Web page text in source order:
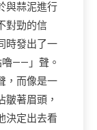
與蒜泥進行
對勁的信
時發出了一
——」聲。
，而像是一
著眉頭，
決定出去看